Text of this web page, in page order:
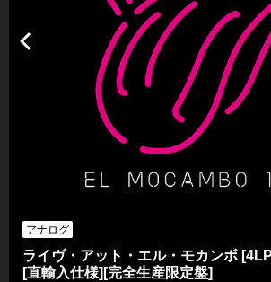
アナログ
ライヴ・アット・エル・モカンボ
[直輸入仕様][完全生産限定盤]